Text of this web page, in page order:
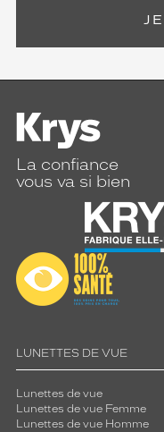
La confiance
vous va si bien
LUNETTES DE VUE
Lunettes de vue
Lunettes de vue Femme
Lunettes de vue Homme